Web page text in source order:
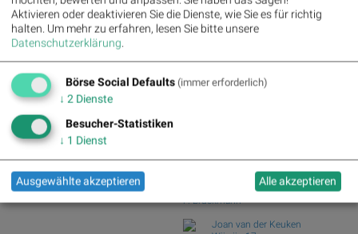
MTU Aero Engines : 1.68%»
Details
E.ON : 1.48%» Details
Continental : -1.39%
Zalando : -1.51%» Details
Deutsche Post : -1.80%
Details
Infineon : -3.93%» Details
Österreich zu Mit...
Börsegeschichte 5.8.: Bitte wieder so
Börse Social Club Board
F. Bruckmann
Joan van der Keuken
Aktivieren oder deaktivieren Sie die Dienste, wie Sie es für richtig
halten. Um mehr zu erfahren, lesen Sie bitte unsere
Datenschutzerklärung.
Börse Social Defaults (immer erforderlich)
↓ 2 Dienste
Besucher-Statistiken
↓ 1 Dienst
Ausgewählte akzeptieren Alle akzeptieren